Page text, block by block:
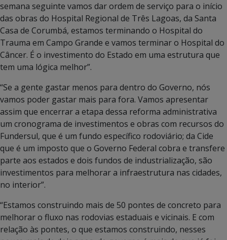
semana seguinte vamos dar ordem de serviço para o início
das obras do Hospital Regional de Três Lagoas, da Santa
Casa de Corumbá, estamos terminando o Hospital do
Trauma em Campo Grande e vamos terminar o Hospital do
Câncer. É o investimento do Estado em uma estrutura que
tem uma lógica melhor”.
“Se a gente gastar menos para dentro do Governo, nós
vamos poder gastar mais para fora. Vamos apresentar
assim que encerrar a etapa dessa reforma administrativa
um cronograma de investimentos e obras com recursos do
Fundersul, que é um fundo específico rodoviário; da Cide
que é um imposto que o Governo Federal cobra e transfere
parte aos estados e dois fundos de industrialização, são
investimentos para melhorar a infraestrutura nas cidades,
no interior”.
“Estamos construindo mais de 50 pontes de concreto para
melhorar o fluxo nas rodovias estaduais e vicinais. E com
relação às pontes, o que estamos construindo, nesses